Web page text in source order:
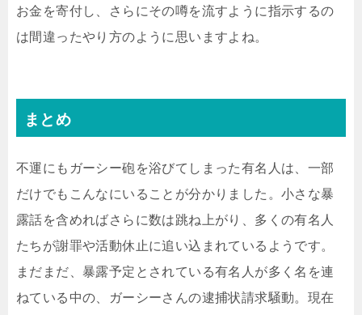
お金を寄付し、さらにその噂を流すように指示するの
は間違ったやり方のように思いますよね。
まとめ
不運にもガーシー砲を浴びてしまった有名人は、一部
だけでもこんなにいることが分かりました。小さな暴
露話を含めればさらに数は跳ね上がり、多くの有名人
たちが謝罪や活動休止に追い込まれているようです。
まだまだ、暴露予定とされている有名人が多く名を連
ねている中の、ガーシーさんの逮捕状請求騒動。現在